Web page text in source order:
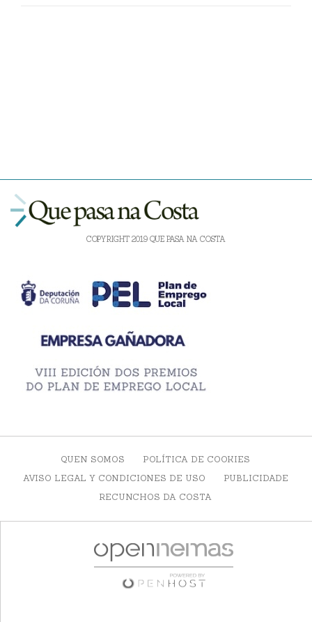
COPYRIGHT 2019 QUE PASA NA COSTA
QUEN SOMOS
POLÍTICA DE COOKIES
AVISO LEGAL Y CONDICIONES DE USO
PUBLICIDADE
RECUNCHOS DA COSTA